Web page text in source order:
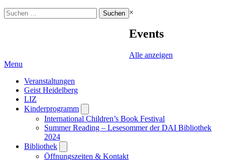
Suchen
nach:
×
Events
Alle anzeigen
Menu
Veranstaltungen
Geist Heidelberg
LIZ
Kinderprogramm
submenu
International Children’s Book Festival
Summer Reading – Lesesommer der DAI Bibliothek
2024
Bibliothek
submenu
Öffnungszeiten & Kontakt